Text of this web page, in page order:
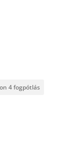
4 fogpótlás